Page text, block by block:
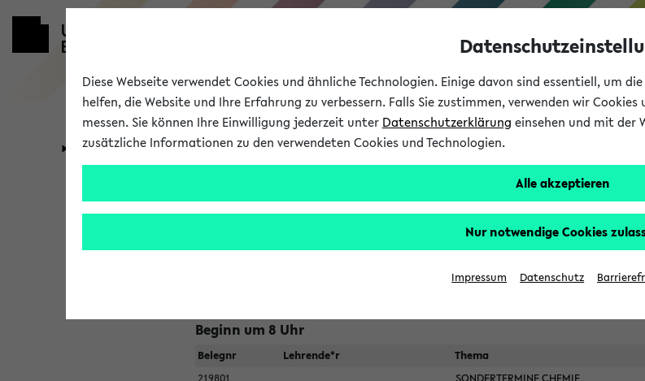
Universität Forschung Studium
Jetzt und in Kürze stattfindende
Zu viele Veranstaltungen?
Beginn um 8 Uhr
Belegnr Lehrende*r Thema
Diese Webseite verwendet Cookies und ähnliche Technologien. Einige davon sind essentiell, um
helfen, die Website und Ihre Erfahrung zu verbessern. Falls Sie zustimmen, verwenden wir
messen. Sie können Ihre Einwilligung jederzeit unter Datenschutzerklärung einsehen und mit der
zusätzliche Informationen zu den verwendeten Cookies und Technologien.
Alle akzeptieren
Nur notwendige Cookies
Impressum Datenschutz